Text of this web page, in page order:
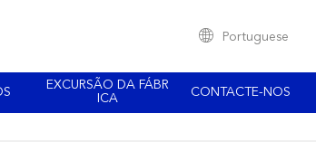
Portuguese
EXCURSÃO DA FÁBR
ICA
CONTACTE-NOS